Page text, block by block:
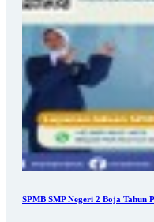
SPMB SMP Negeri 2 Boja Tahun